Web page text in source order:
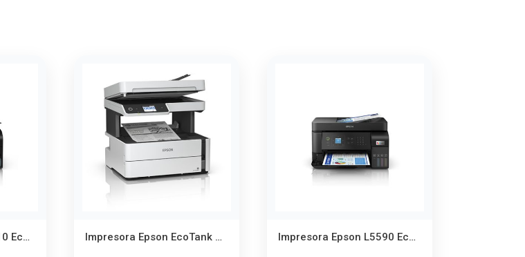
Impresora Epson L3210 EcoTank Multifuncional 3 en 1 – Bajo Costo por Página Impresora Epson EcoTank M3180 Multifuncional Monocromática – Ideal para Oficina Impresora Epson L5590 EcoTank WiFi – Multifuncional con Fax y Pantalla